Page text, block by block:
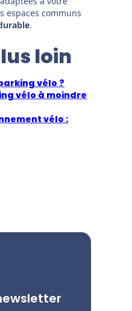
espaces communs
.
loin
vélo ?
vélo à moindre
vélo :